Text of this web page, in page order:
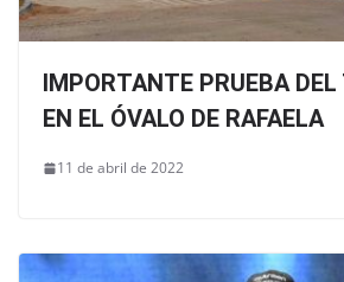
IMPORTANTE PRUEBA DEL
EN EL ÓVALO DE RAFAELA
11 de abril de 2022